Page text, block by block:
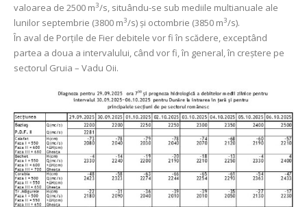
valoarea de 2500 m3/s, situându-se sub mediile multianuale ale
lunilor septembrie (3800 m3/s) și octombrie (3850 m3/s).
În aval de Porţile de Fier debitele vor fi în scădere, exceptând
partea a doua a intervalului, când vor fi, în general, în creștere pe
sectorul Gruia – Vadu Oii.